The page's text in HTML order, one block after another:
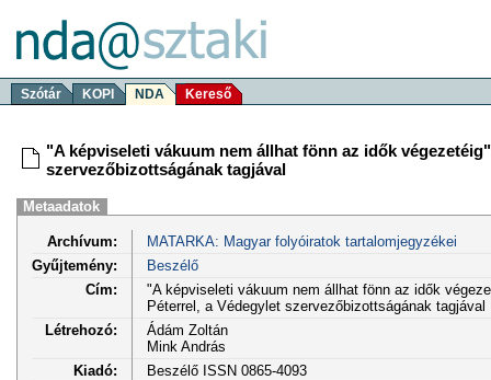
Szótár KOPI NDA Kereső
"A képviseleti vákuum nem állhat fönn az idők
szervezőbizottságának tagjával
Metaadatok
Archívum:
MATARKA: Magyar folyóiratok tartalomjegyzékei
Gyűjtemény:
Beszélő
Cím:
"A képviseleti vákuum nem állhat fönn az idők
Péterrel, a Védegylet szervezőbizottságának tagjával
Létrehozó:
Ádám Zoltán
Mink András
Kiadó:
Beszélő ISSN 0865-4093